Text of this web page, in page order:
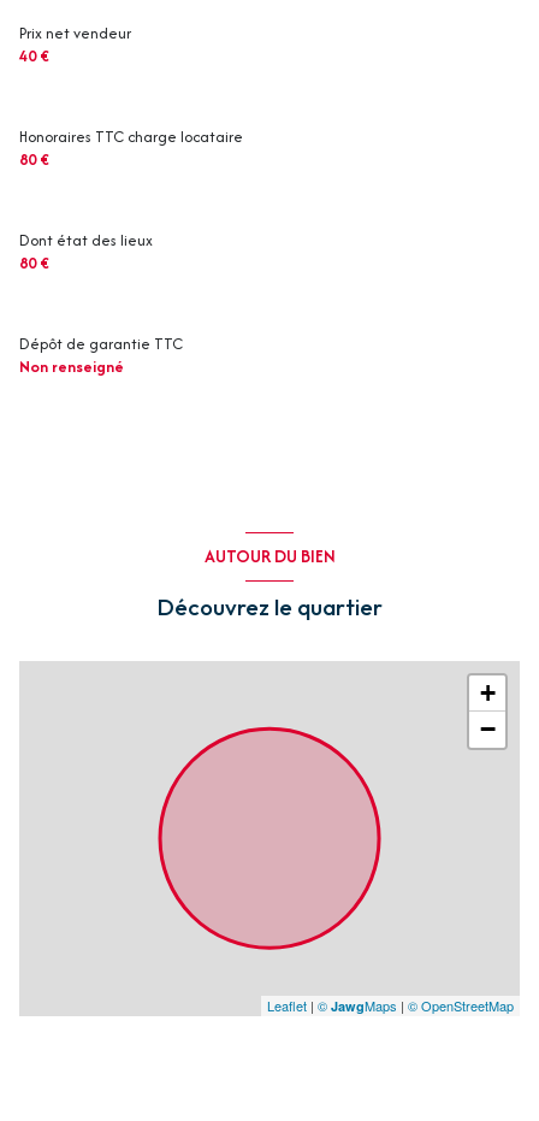
Prix net vendeur
40 €
Honoraires TTC charge locataire
80 €
Dont état des lieux
80 €
Dépôt de garantie TTC
Non renseigné
AUTOUR DU BIEN
Découvrez le quartier
+
−
Leaflet | © JawgMaps | © OpenStreetMap